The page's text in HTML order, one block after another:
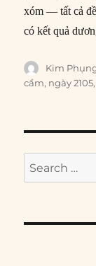
xóm — tất cả
có kết quả
Author
Kim
cầm, ngày 2105,
Search
for: